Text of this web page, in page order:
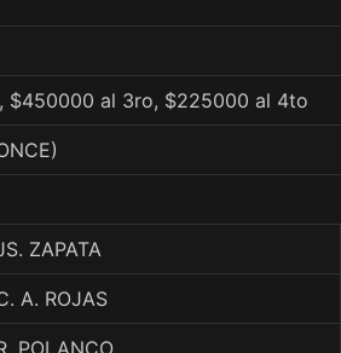
$450000 al 3ro, $225000 al 4to
ZAPATA
A. ROJAS
POLANCO